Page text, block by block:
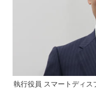
執行役員 スマートディス